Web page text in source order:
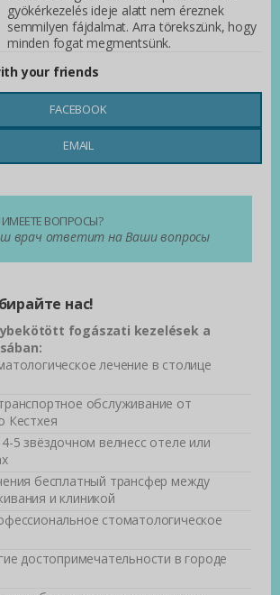
gyökérkezelés ideje alatt nem éreznek
semmilyen fájdalmat. Arra törekszünk, hogy
minden fogat megmentsünk.
your friends
FACEBOOK
EMAIL
ВОПРОСЫ?
врач ответит на Ваши вопросы
нас!
fogászati kezelések a
лечение в столице
обслуживание от
Кестхея
5 звёздочном велнесс отеле или
бесплатный трансфер между
и клиникой
стоматологическое
достопримечательности в городе